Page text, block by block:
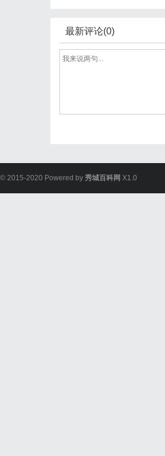
最新评论(0)
© 2015-2020 Powered by 秀城百科网 X1.0